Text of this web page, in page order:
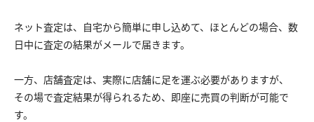
ネット査定は、自宅から簡単に申し込めて、ほとんどの場合、数
日中に査定の結果がメールで届きます。
一方、店舗査定は、実際に店舗に足を運ぶ必要がありますが、
その場で査定結果が得られるため、即座に売買の判断が可能で
す。